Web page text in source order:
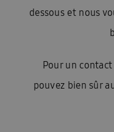
dessous et nous
Pour un
pouvez bien sûr